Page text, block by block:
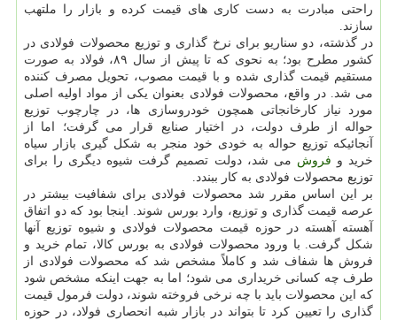
راحتی مبادرت به دست کاری های قیمت کرده و بازار را ملتهب
سازند.
در گذشته، دو سناریو برای نرخ گذاری و توزیع محصولات فولادی در
کشور مطرح بود؛ به نحوی که تا پیش از سال ۸۹، فولاد به صورت
مستقیم قیمت گذاری شده و با قیمت مصوب، تحویل مصرف کننده
می شد. در واقع، محصولات فولادی بعنوان یکی از مواد اولیه اصلی
مورد نیاز کارخانجاتی همچون خودروسازی ها، در چارچوب توزیع
حواله از طرف دولت، در اختیار صنایع قرار می گرفت؛ اما از
آنجائیکه توزیع حواله به خودی خود منجر به شکل گیری بازار سیاه
خرید و فروش می شد، دولت تصمیم گرفت شیوه دیگری را برای
توزیع محصولات فولادی به کار ببندد.
بر این اساس مقرر شد محصولات فولادی برای شفافیت بیشتر در
عرصه قیمت گذاری و توزیع، وارد بورس شوند. اینجا بود که دو اتفاق
آهسته آهسته در حوزه قیمت محصولات فولادی و شیوه توزیع آنها
شکل گرفت. با ورود محصولات فولادی به بورس کالا، تمام خرید و
فروش ها شفاف شد و کاملاً مشخص شد که محصولات فولادی از
طرف چه کسانی خریداری می شود؛ اما به جهت اینکه مشخص شود
که این محصولات باید با چه نرخی فروخته شوند، دولت فرمول قیمت
گذاری را تعیین کرد تا بتواند در بازار شبه انحصاری فولاد، در حوزه